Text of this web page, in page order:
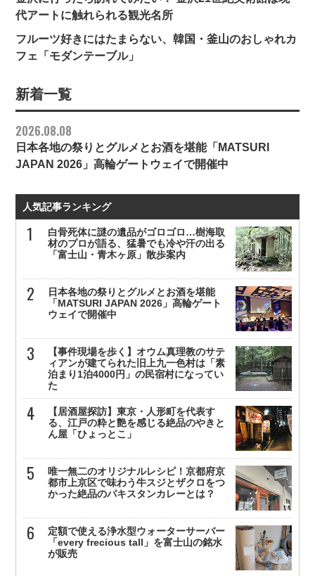
代アートに触れられる観光名所
フルーツ好きにはたまらない、韓国・釜山のおしゃれカ
フェ「モダンテーブル」
新着一覧
2026.08.08
日本各地の祭りとグルメとお酒を堪能「MATSURI
JAPAN 2026」高輪ゲートウェイで開催中
人気記事ランキング
白骨死体に謎の遺品がゴロゴロ…樹海取
材のプロが語る、猛暑でも冷や汗の出る
「富士山・青木ヶ原」散歩案内
日本各地の祭りとグルメとお酒を堪能
「MATSURI JAPAN 2026」高輪ゲート
ウェイで開催中
【事件現場を歩く】オウム真理教のサテ
ィアンが建てられた旧上九一色村は「素
泊まり1泊4000円」の民宿村になってい
た
【居酒屋探訪】東京・人形町を代表す
る、江戸の粋と艶を感じる絶品のやきと
ん屋「ひょっとこ」
唯一無二のオリジナルレシピ！京都府京
都市上京区で味わう牛スジとザクロをつ
かった絶品のパキスタンカレーとは？
定額で使える浄水型ウォーターサーバー
「every frecious tall」を富士山の銘水
が販売